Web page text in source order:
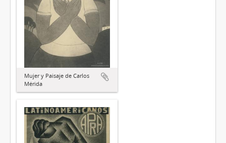
Mujer y Paisaje de Carlos
Mérida